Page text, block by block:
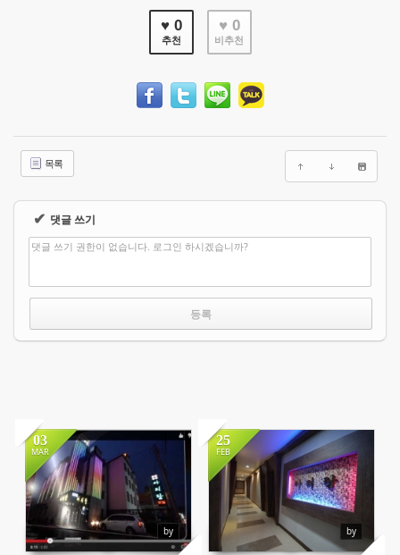
♥ 0
추천
♥ 0
비추천
목록
✔ 댓글 쓰기
댓글 쓰기 권한이 없습니다. 로그인 하시겠습니까?
03
MAR
by
25
FEB
by